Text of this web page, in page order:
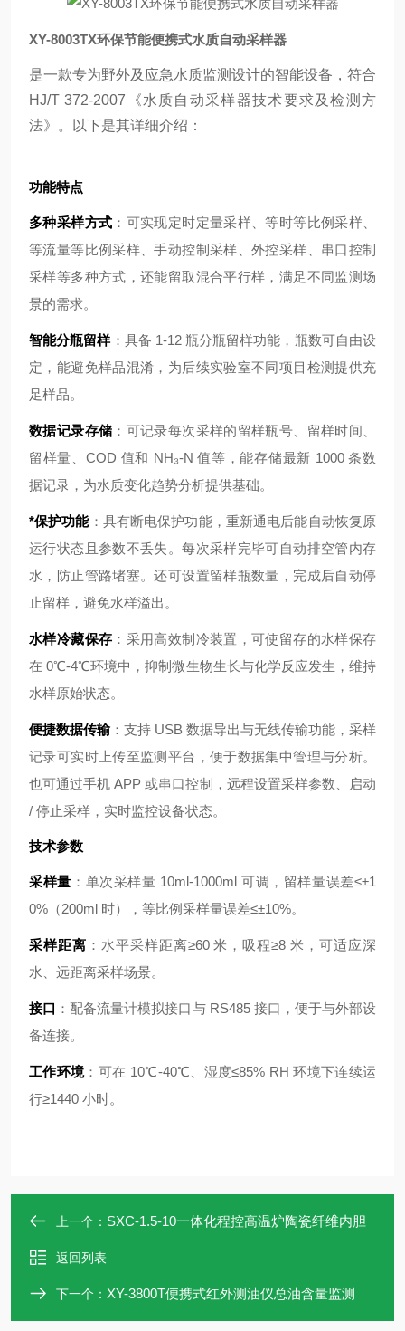
XY-8003TX环保节能便携式水质自动采样器
是一款专为野外及应急水质监测设计的智能设备，符合
HJ/T 372-2007《水质自动采样器技术要求及检测方
法》。以下是其详细介绍：
功能特点
多种采样方式 ：可实现定时定量采样、等时等比例采样、
等流量等比例采样、手动控制采样、外控采样、串口控制
采样等多种方式，还能留取混合平行样，满足不同监测场
景的需求。
智能分瓶留样：具备 1-12 瓶分瓶留样功能，瓶数可自由设
定，能避免样品混淆，为后续实验室不同项目检测提供充
足样品。
数据记录存储 ：可记录每次采样的留样瓶号、留样时间、
留样量、COD 值和 NH₃-N 值等，能存储最新 1000 条数
据记录，为水质变化趋势分析提供基础。
*保护功能：具有断电保护功能，重新通电后能自动恢复原
运行状态且参数不丢失。每次采样完毕可自动排空管内存
水，防止管路堵塞。还可设置留样瓶数量，完成后自动停
止留样，避免水样溢出。
水样冷藏保存 ：采用高效制冷装置，可使留存的水样保存
在 0℃-4℃环境中，抑制微生物生长与化学反应发生，维持
水样原始状态。
便捷数据传输：支持 USB 数据导出与无线传输功能，采样
记录可实时上传至监测平台，便于数据集中管理与分析。
也可通过手机 APP 或串口控制，远程设置采样参数、启动
/ 停止采样，实时监控设备状态。
技术参数
采样量 ：单次采样量 10ml-1000ml 可调，留样量误差≤±1
0%（200ml 时），等比例采样量误差≤±10%。
采样距离 ：水平采样距离≥60 米，吸程≥8 米，可适应深
水、远距离采样场景。
接口 ：配备流量计模拟接口与 RS485 接口，便于与外部设
备连接。
工作环境：可在 10℃-40℃、湿度≤85% RH 环境下连续运
行≥1440 小时。
上一个： SXC-1.5-10一体化程控高温炉陶瓷纤维内胆
返回列表
下一个： XY-3800T便携式红外测油仪总油含量监测